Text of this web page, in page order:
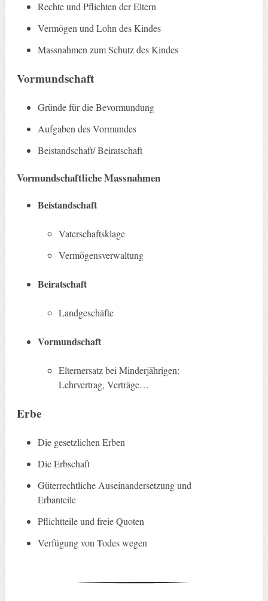
Rechte und Pflichten der Eltern
Vermögen und Lohn des Kindes
Massnahmen zum Schutz des Kindes
Vormundschaft
Gründe für die Bevormundung
Aufgaben des Vormundes
Beistandschaft/ Beiratschaft
Vormundschaftliche Massnahmen
Beistandschaft
Vaterschaftsklage
Vermögensverwaltung
Beiratschaft
Landgeschäfte
Vormundschaft
Elternersatz bei Minderjährigen:
Lehrvertrag, Verträge…
Erbe
Die gesetzlichen Erben
Die Erbschaft
Güterrechtliche Auseinandersetzung und
Erbanteile
Pflichtteile und freie Quoten
Verfügung von Todes wegen